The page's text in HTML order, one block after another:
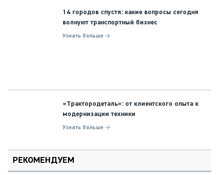
14 городов спустя: какие вопросы сегодня
волнуют транспортный бизнес
Узнать больше →
«Трактородеталь»: от клиентского опыта к
модернизации техники
Узнать больше →
РЕКОМЕНДУЕМ